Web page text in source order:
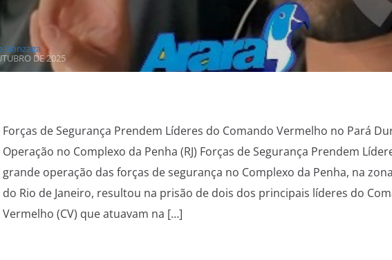
Gonzaga
DE 2025
Forças de Segurança Prendem Líderes do Comando Vermelho no Pará
Operação no Complexo da Penha (RJ) Forças de Segurança Prendem
grande operação das forças de segurança no Complexo da Penha, na
do Rio de Janeiro, resultou na prisão de dois dos principais líderes do
Vermelho (CV) que atuavam na […]